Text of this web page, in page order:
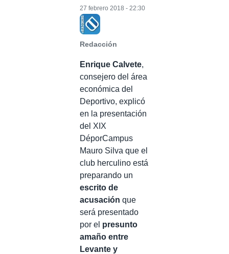
Redacción
27 febrero 2018 - 22:30
Enrique Calvete,
consejero del área
económica del
Deportivo, explicó
en la presentación
del XIX
DéporCampus
Mauro Silva que el
club herculino está
preparando un
escrito de
acusación que
será presentado
por el presunto
amaño entre
Levante y